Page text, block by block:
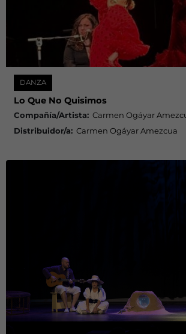
DANZA
Lo Que No Quisimos
Compañía/Artista: Carmen Ogáyar
Distribuidor/a: Carmen Ogáyar Amezcua